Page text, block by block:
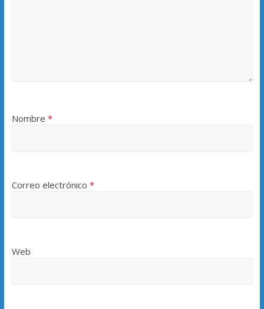
Nombre *
Correo electrónico *
Web